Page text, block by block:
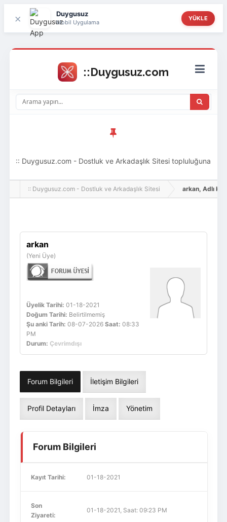
× Duygusuz
Mobil Uygulama
YÜKLE
:: Duygusuz.com - Dostluk ve Arkadaşlık Sitesi topluluğuna
hoş geldin ziyaretçi! Aramıza katılmak istersen kayıt
:: Duygusuz.com - Dostluk ve Arkadaşlık Sitesi arkan, Adlı
arkan
(Yeni Üye)
Üyelik Tarihi: 01-18-2021
Doğum Tarihi: Belirtilmemiş
Şu anki Tarih: 08-07-2026 Saat: 08:33
PM
Durum: Çevrimdışı
Forum Bilgileri İletişim Bilgileri
Profil Detayları İmza Yönetim
Forum Bilgileri
Kayıt Tarihi: 01-18-2021
Son
Ziyareti:
01-18-2021, Saat: 09:23 PM